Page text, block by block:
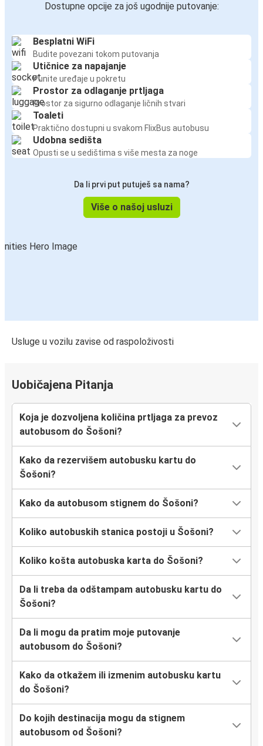
Dostupne opcije za još ugodnije putovanje:
Besplatni WiFi
Budite povezani tokom putovanja
Utičnice za napajanje
Punite uređaje u pokretu
Prostor za odlaganje prtljaga
Prostor za sigurno odlaganje ličnih stvari
Toaleti
Praktično dostupni u svakom FlixBus autobusu
Udobna sedišta
Opusti se u sedištima s više mesta za noge
Da li prvi put putuješ sa nama?
Više o našoj usluzi
Usluge u vozilu zavise od raspoloživosti
Uobičajena Pitanja
Koja je dozvoljena količina prtljaga za prevoz
autobusom do Šošoni?
Kako da rezervišem autobusku kartu do
Šošoni?
Kako da autobusom stignem do Šošoni?
Koliko autobuskih stanica postoji u Šošoni?
Koliko košta autobuska karta do Šošoni?
Da li treba da odštampam autobusku kartu do
Šošoni?
Da li mogu da pratim moje putovanje
autobusom do Šošoni?
Kako da otkažem ili izmenim autobusku kartu
do Šošoni?
Do kojih destinacija mogu da stignem
autobusom od Šošoni?